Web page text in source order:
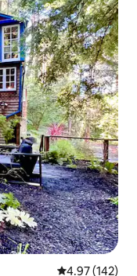
평점 4.97점(5
4.97 (142)